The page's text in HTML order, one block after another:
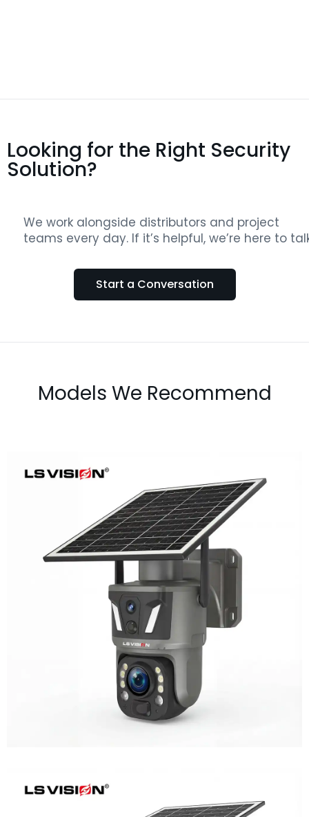
Looking for the Right Security
Solution?
We work alongside distributors and project
teams every day. If it’s helpful, we’re here to
Start a Conversation
Models We Recommend
LS-Z1-50X 6MP 50x Zoom Dual Lens
Solar PTZ Camera
Learn More